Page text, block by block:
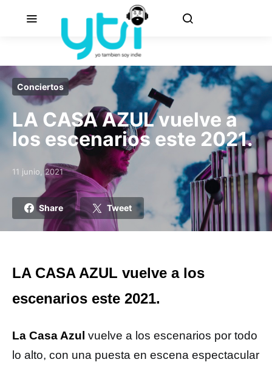
Conciertos
LA CASA AZUL vuelve a
los escenarios este 2021.
Posted on
11 junio, 2021
Share Tweet
LA CASA AZUL vuelve a los
escenarios este 2021.
La Casa Azul vuelve a los escenarios por todo
lo alto, con una puesta en escena espectacular